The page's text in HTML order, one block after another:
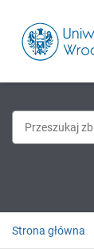
Strona główna